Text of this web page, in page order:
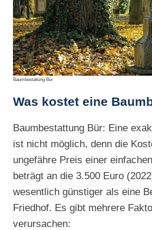
Baumbestattung Bür
Was kostet eine
Baumbestattung Bür: Eine
ist nicht möglich, denn die
ungefähre Preis einer
beträgt an die 3.500 Euro
wesentlich günstiger als eine
Friedhof. Es gibt mehrere
verursachen: